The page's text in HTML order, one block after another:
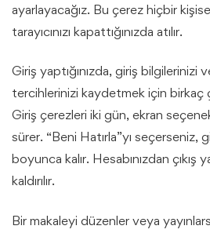
ayarlayacağız. Bu çerez hiçbir
tarayıcınızı kapattığınızda atılır.
Giriş yaptığınızda, giriş bilgilerinizi
tercihlerinizi kaydetmek için birkaç
Giriş çerezleri iki gün, ekran
sürer. “Beni Hatırla”yı seçerseniz,
boyunca kalır. Hesabınızdan çıkış
kaldırılır.
Bir makaleyi düzenler veya